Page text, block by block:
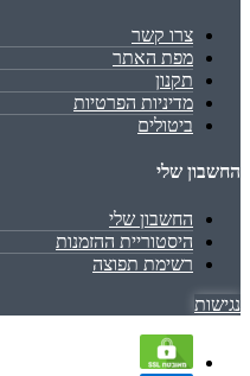
צרו קשר
מפת האתר
תקנון
מדיניות הפרטיות
ביטולים
החשבון שלי
החשבון שלי
היסטוריית ההזמנות
רשימת תפוצה
נגישות